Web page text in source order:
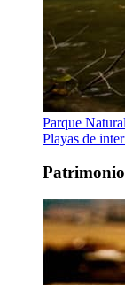
Parque
Playas de